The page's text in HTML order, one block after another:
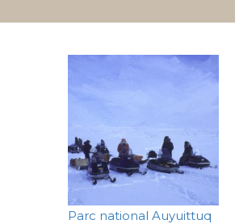
Parc national Auyuittuq